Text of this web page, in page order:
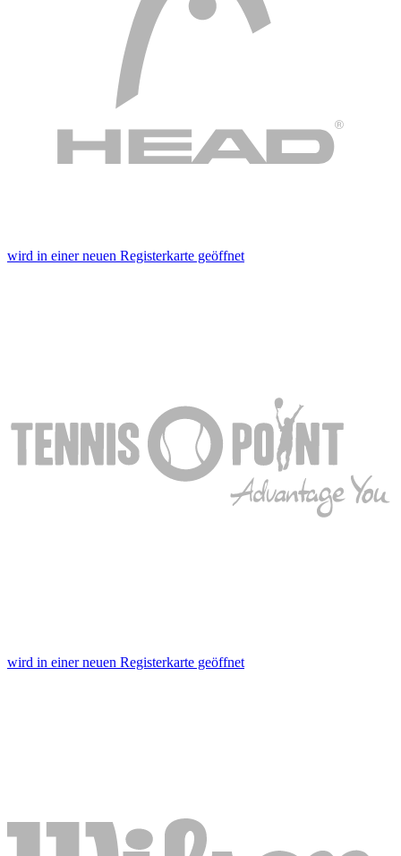
wird in einer neuen Registerkarte geöffnet
wird in einer neuen Registerkarte geöffnet